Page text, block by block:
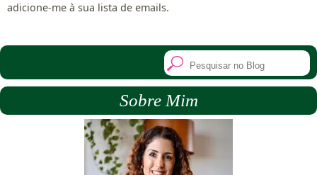
adicione-me à sua lista de emails.
Sobre Mim